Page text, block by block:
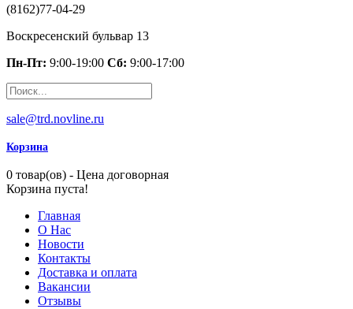
(8162)77-04-29
Воскресенский бульвар 13
Пн-Пт: 9:00-19:00 Сб: 9:00-17:00
sale@trd.novline.ru
Корзина
0 товар(ов) - Цена договорная
Корзина пуста!
Главная
О Нас
Новости
Контакты
Доставка и оплата
Вакансии
Отзывы